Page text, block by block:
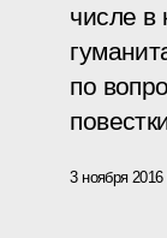
числе в
по
3 ноября 2016